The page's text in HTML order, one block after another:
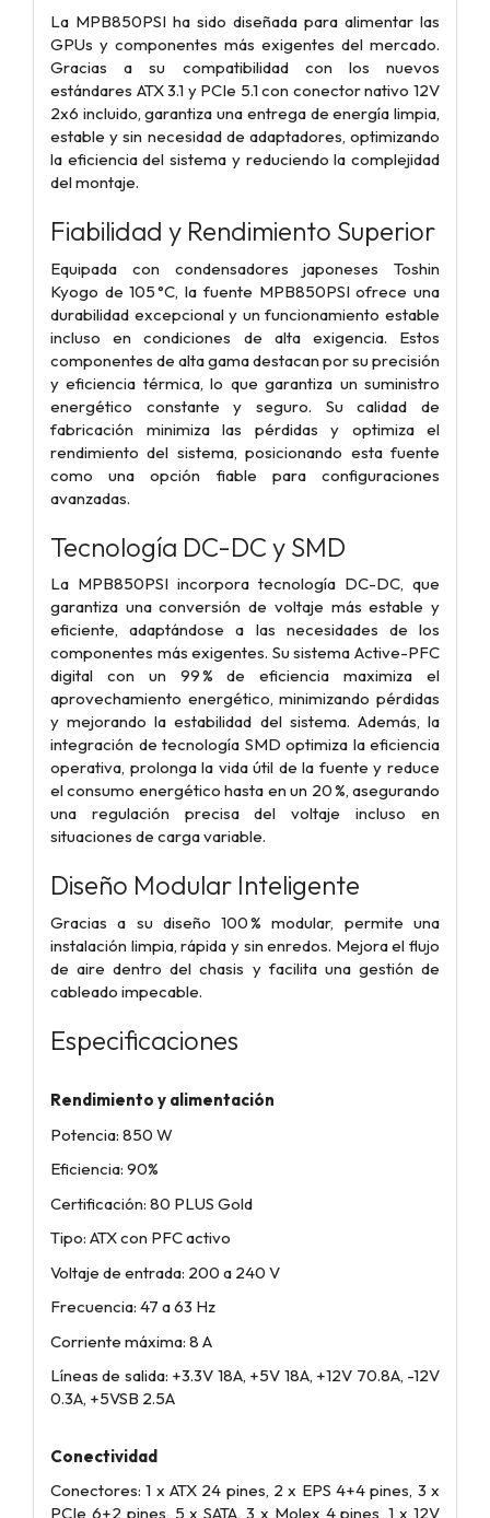
La MPB850PSI ha sido diseñada para alimentar las
GPUs y componentes más exigentes del mercado.
Gracias a su compatibilidad con los nuevos
estándares ATX 3.1 y PCIe 5.1 con conector nativo 12V
2x6 incluido, garantiza una entrega de energía limpia,
estable y sin necesidad de adaptadores, optimizando
la eficiencia del sistema y reduciendo la complejidad
del montaje.
Fiabilidad y Rendimiento Superior
Equipada con condensadores japoneses Toshin
Kyogo de 105 °C, la fuente MPB850PSI ofrece una
durabilidad excepcional y un funcionamiento estable
incluso en condiciones de alta exigencia. Estos
componentes de alta gama destacan por su precisión
y eficiencia térmica, lo que garantiza un suministro
energético constante y seguro. Su calidad de
fabricación minimiza las pérdidas y optimiza el
rendimiento del sistema, posicionando esta fuente
como una opción fiable para configuraciones
avanzadas.
Tecnología DC-DC y SMD
La MPB850PSI incorpora tecnología DC-DC, que
garantiza una conversión de voltaje más estable y
eficiente, adaptándose a las necesidades de los
componentes más exigentes. Su sistema Active-PFC
digital con un 99 % de eficiencia maximiza el
aprovechamiento energético, minimizando pérdidas
y mejorando la estabilidad del sistema. Además, la
integración de tecnología SMD optimiza la eficiencia
operativa, prolonga la vida útil de la fuente y reduce
el consumo energético hasta en un 20 %, asegurando
una regulación precisa del voltaje incluso en
situaciones de carga variable.
Diseño Modular Inteligente
Gracias a su diseño 100 % modular, permite una
instalación limpia, rápida y sin enredos. Mejora el flujo
de aire dentro del chasis y facilita una gestión de
cableado impecable.
Especificaciones
Rendimiento y alimentación
Potencia: 850 W
Eficiencia: 90%
Certificación: 80 PLUS Gold
Tipo: ATX con PFC activo
Voltaje de entrada: 200 a 240 V
Frecuencia: 47 a 63 Hz
Corriente máxima: 8 A
Líneas de salida: +3.3V 18A, +5V 18A, +12V 70.8A, -12V
0.3A, +5VSB 2.5A
Conectividad
Conectores: 1 x ATX 24 pines, 2 x EPS 4+4 pines, 3 x
PCIe 6+2 pines, 5 x SATA, 3 x Molex 4 pines, 1 x 12V